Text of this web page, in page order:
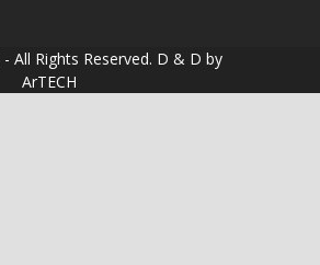
All Rights Reserved. D & D by
ArTECH